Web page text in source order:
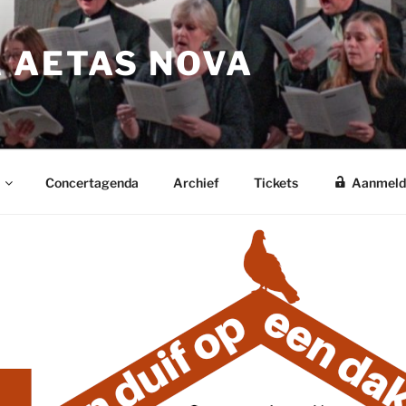
NOVA
Concertagenda Archief Tickets